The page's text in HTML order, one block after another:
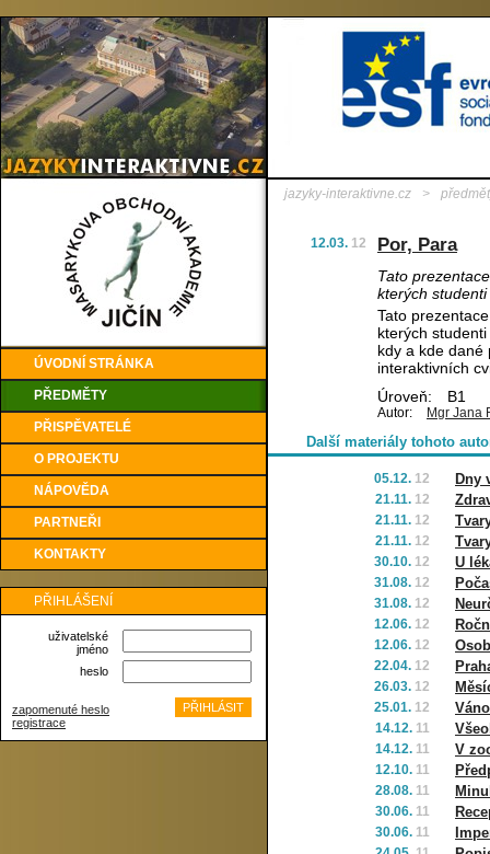
ÚVODNÍ STRÁNKA
PŘEDMĚTY
PŘISPĚVATELÉ
O PROJEKTU
NÁPOVĚDA
PARTNEŘI
KONTAKTY
PŘIHLÁŠENÍ
uživatelské
jméno
heslo
zapomenuté heslo
registrace
jazyky-interaktivne.cz >
12.03. 12 Por, Para
Tato
kterých
Tato
kterých
kdy a kde dané
interaktivních
Úroveň:
B1
Autor: Mgr Jana
Další materiály tohoto
05.12. 12 Dny
21.11. 12
21.11. 12
21.11. 12
30.10. 12 U
31.08. 12
31.08. 12
12.06. 12
12.06. 12
22.04. 12
26.03. 12
25.01. 12
14.12. 11
14.12. 11 V
12.10. 11
28.08. 11
30.06. 11
30.06. 11